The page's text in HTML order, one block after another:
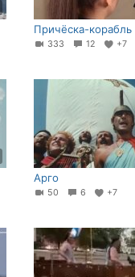
Причёска-корабль
333 12 +7
Арго
50 6 +7